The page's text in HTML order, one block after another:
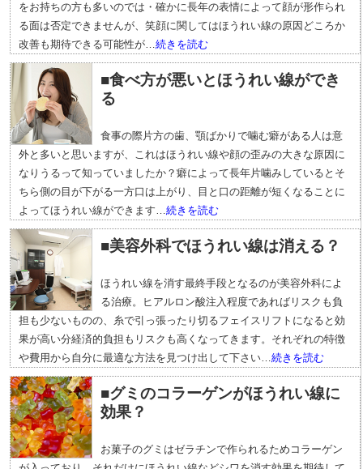
をお持ちの方も多いのでは・確かに長年の表情によって顔が形作られ
る面は否定できませんが、笑顔に関してはほうれい線の原因どころか
改善も期待できる可能性が…続きを読む
■食べ方が悪いとほうれい線ができ
る
食事の際片方の歯、顎ばかりで噛む癖がある人は意
外と多いと思いますが、これはほうれい線や顔の歪みの大きな原因に
なりうるって知っていましたか？癖によって長年片噛みしているとそ
ちら側の目が下がる一方口は上がり、目と口の距離が短くなることに
よってほうれい線ができます…続きを読む
■美容外科でほうれい線は消える？
ほうれい線を消す最終手段となるのが美容外科によ
る治療。ヒアルロン酸注入程度であればリスクも負
担も少ないものの、糸で引っ張ったり切るフェイスリフトになると効
果が高い分経済的負担もリスクも高くなってきます。それぞれの特徴
や費用から自分に最適な方法を見つけ出して下さい…続きを読む
■グミのコラーゲンがほうれい線に
効果？
お菓子のグミはゼラチンで作られるためコラーゲン